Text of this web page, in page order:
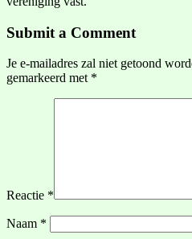
Submit a Comment
Je e-mailadres zal niet getoond
gemarkeerd met *
Reactie *
Naam *